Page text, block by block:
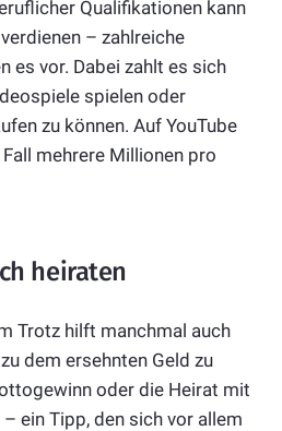
Qualifikationen kann
– zahlreiche
es vor. Dabei zahlt es sich
spielen oder
zu können. Auf YouTube
mehrere Millionen pro
heiraten
Trotz hilft manchmal auch
dem ersehnten Geld zu
oder die Heirat mit
ein Tipp, den sich vor allem